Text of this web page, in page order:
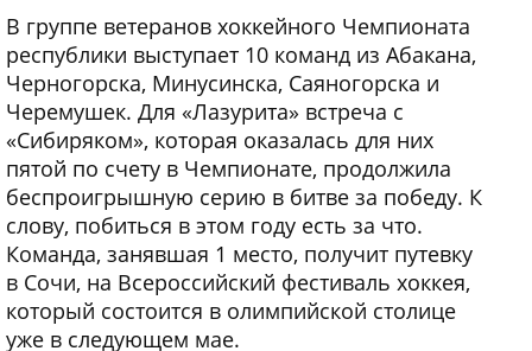
В группе ветеранов хоккейного Чемпионата
республики выступает 10 команд из Абакана,
Черногорска, Минусинска, Саяногорска и
Черемушек. Для «Лазурита» встреча с
«Сибиряком», которая оказалась для них
пятой по счету в Чемпионате, продолжила
беспроигрышную серию в битве за победу. К
слову, побиться в этом году есть за что.
Команда, занявшая 1 место, получит путевку
в Сочи, на Всероссийский фестиваль хоккея,
который состоится в олимпийской столице
уже в следующем мае.